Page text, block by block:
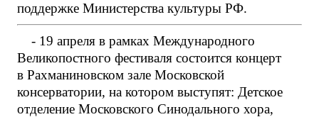
поддержке Министерства культуры РФ.
- 19 апреля в рамках Международного
Великопостного фестиваля состоится концерт
в Рахманиновском зале Московской
консерватории, на котором выступят: Детское
отделение Московского Синодального хора,